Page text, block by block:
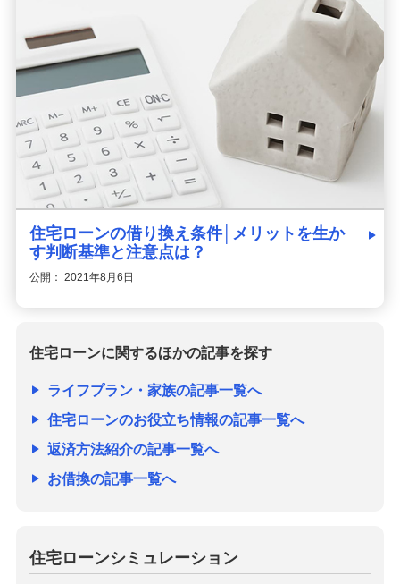
住宅ローンの借り換え条件│メリットを生か
す判断基準と注意点は？
公開： 2021年8月6日
住宅ローンに関するほかの記事を探す
ライフプラン・家族の記事一覧へ
住宅ローンのお役立ち情報の記事一覧へ
返済方法紹介の記事一覧へ
お借換の記事一覧へ
住宅ローンシミュレーション